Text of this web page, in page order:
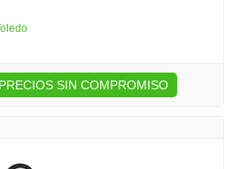
SIN COMPROMISO